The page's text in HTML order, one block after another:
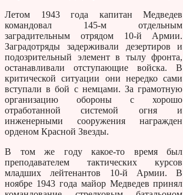
Летом 1943 года капитан Медведев
командовал 145-м отдельным
заградительным отрядом 10-й Армии.
Заградотряды задерживали дезертиров и
подозрительный элемент в тылу фронта,
останавливали отступающие войска. В
критической ситуации они нередко сами
вступали в бой с немцами. За грамотную
организацию обороны с хорошо
отработанной системой огня и
инженерными сооружения награжден
орденом Красной Звезды.
В том же году какое-то время был
преподавателем тактических курсов
младших лейтенантов 10-й Армии. В
ноябре 1943 года майор Медведев принял